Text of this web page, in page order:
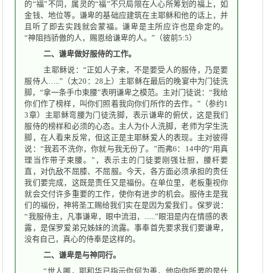
的“福”不同，属灵的“福”不只局限在人心所筹划的福上，如
金钱、地位等。谦卑的基础应建筑在主耶稣和他的话上，并
且听了即去实践就会蒙福。谦卑是主所应许也是命定的。
“神阻挡骄傲的人，赐恩给谦卑的人。”（彼前5:5）
二、谦卑做好服侍的工作。
主耶稣说：“正如人子来，不是要受人的服侍，乃是要
服侍人…..”（太20：28上）主耶稣在最后的晚宴中为门徒洗
脚，“拿一条手巾束腰”表明谦卑之模范。主对门徒说：“我给
你们作了榜样，叫你们照着我向你们所作的去作。”（参约1
3章）主耶稣弯腰为门徒洗脚，表示谦卑的俯伏，这是我们
服侍的榜样和必须的心态。主人为仆人洗脚，老师为学生洗
脚，在人看来反常，但这正是主耶稣爱人的表现。主对彼得
说：“我若不洗你，你就与我无份了。”而弗6：14中的“用真
理当作带子束腰。”，表示主的门徒要刚强壮胆，腰杆要
直，对仇敌不屈膝、不屈服。今天，各方面必须承担的责任
我们要完成，这既是责任又是福份。在单位里，老板重视你
就会交付许多重要的工作，使你有进步的机会。服侍主是我
们的福份，神将圣工赐给我们实在是因为爱我们 。保罗说：
“我服侍主，凡事谦卑，眼中流泪，......”眼泪是内在情感的表
露，是保罗爱弟兄姊妹的流露。事奉首先要求我们要谦卑，
没有自己，真心的侍奉是这样的。
二、谦卑是与神同行。
“世人哪，耶和华已指示你何为善，他向你所要的是什